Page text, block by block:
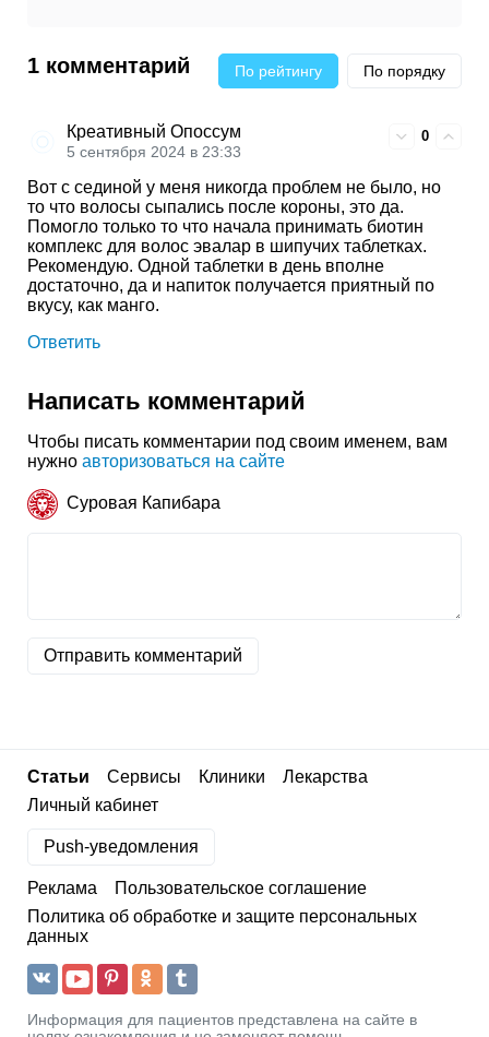
1 комментарий По рейтингу По порядку
Креативный Опоссум
5 сентября 2024 в 23:33
0
Вот с сединой у меня никогда проблем не было, но
то что волосы сыпались после короны, это да.
Помогло только то что начала принимать биотин
комплекс для волос эвалар в шипучих таблетках.
Рекомендую. Одной таблетки в день вполне
достаточно, да и напиток получается приятный по
вкусу, как манго.
Ответить
Написать комментарий
Чтобы писать комментарии под своим именем, вам
нужно авторизоваться на сайте
Суровая Капибара
Отправить комментарий
Статьи Сервисы Клиники
Лекарства
Личный кабинет
Push-уведомления
Реклама
Пользовательское соглашение
Политика об обработке и защите персональных
данных
Информация для пациентов представлена на сайте в